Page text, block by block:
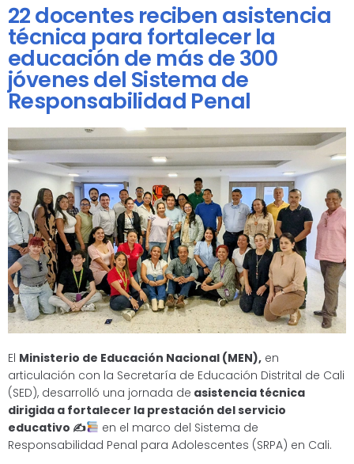
22 docentes reciben asistencia
técnica para fortalecer la
educación de más de 300
jóvenes del Sistema de
Responsabilidad Penal
El Ministerio de Educación Nacional (MEN), en
articulación con la Secretaría de Educación Distrital de Cali
(SED), desarrolló una jornada de asistencia técnica
dirigida a fortalecer la prestación del servicio
educativo ✍
en el marco del Sistema de
Responsabilidad Penal para Adolescentes (SRPA) en Cali.